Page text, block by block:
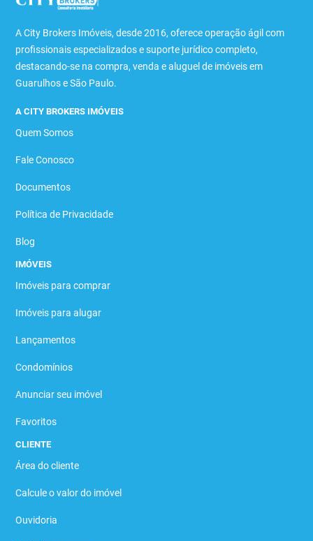
A City Brokers Imóveis, desde 2016, oferece operação ágil com
profissionais especializados e suporte jurídico completo,
destacando-se na compra, venda e aluguel de imóveis em
Guarulhos e São Paulo.
A CITY BROKERS IMÓVEIS
Quem Somos
Fale Conosco
Documentos
Política de Privacidade
Blog
IMÓVEIS
Imóveis para comprar
Imóveis para alugar
Lançamentos
Condomínios
Anunciar seu imóvel
Favoritos
CLIENTE
Área do cliente
Calcule o valor do imóvel
Ouvidoria